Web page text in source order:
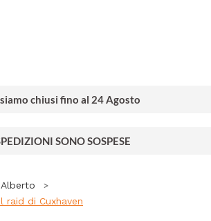
chiusi fino al 24 Agosto
SONO SOSPESE
raid di Cuxhaven